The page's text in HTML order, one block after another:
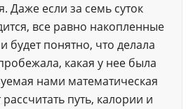
Даже если за семь суток
все равно накопленные
будет понятно, что делала
какая у нее была
нами математическая
путь, калории и